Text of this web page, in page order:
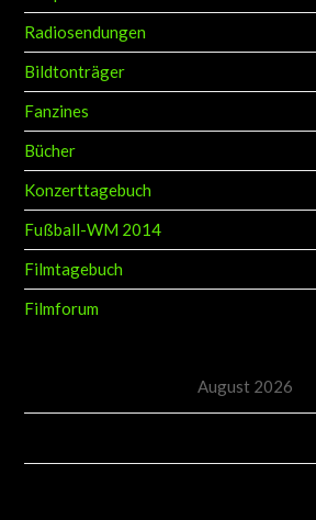
Radiosendungen
Bildtonträger
Fanzines
Bücher
Konzerttagebuch
Fußball-WM 2014
Filmtagebuch
Filmforum
August 2026